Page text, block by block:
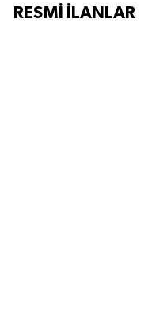
RESMİ İLANLAR